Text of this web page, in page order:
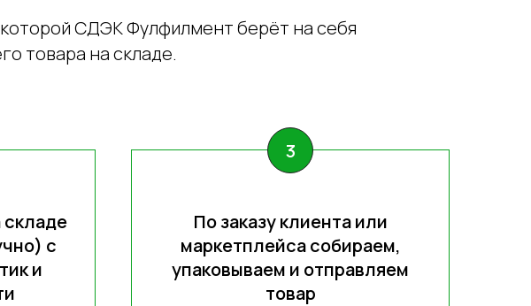
СДЭК Фулфилмент берёт на себя
товара на складе.
складе
с
и
По заказу клиента или
маркетплейса собираем,
упаковываем и отправляем
товар